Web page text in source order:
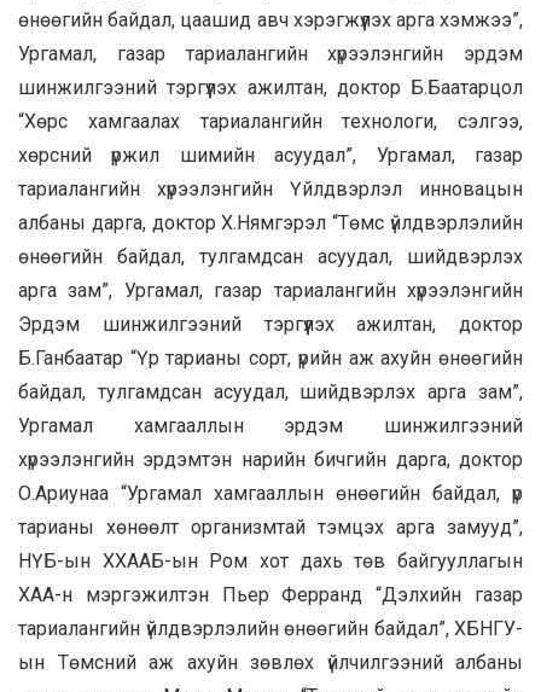
өнөөгийн байдал, цаашид авч хэрэгжүүлэх арга хэмжээ”,
Ургамал, газар тариалангийн хүрээлэнгийн эрдэм
шинжилгээний тэргүүлэх ажилтан, доктор Б.Баатарцол
“Хөрс хамгаалах тариалангийн тeхнологи, сэлгээ,
хөрсний үржил шимийн асуудал”, Ургамал, газар
тариалангийн хүрээлэнгийн Үйлдвэрлэл инновацын
албаны дарга, доктор Х.Нямгэрэл “Төмс үйлдвэрлэлийн
өнөөгийн байдал, тулгамдсан асуудал, шийдвэрлэх
арга зам”, Ургамал, газар тариалангийн хүрээлэнгийн
Эрдэм шинжилгээний тэргүүлэх ажилтан, доктор
Б.Ганбаатар “Үр тарианы сорт, үрийн аж ахуйн өнөөгийн
байдал, тулгамдсан асуудал, шийдвэрлэх арга зам”,
Ургамал хамгааллын эрдэм шинжилгээний
хүрээлэнгийн эрдэмтэн нарийн бичгийн дарга, доктор
О.Ариунаа “Ургамал хамгааллын өнөөгийн байдал, үр
тарианы хөнөөлт организмтай тэмцэх арга замууд”,
НҮБ-ын ХХААБ-ын Ром хот дахь төв байгууллагын
ХАА-н мэргэжилтэн Пьер Ферранд “Дэлхийн газар
тариалангийн үйлдвэрлэлийн өнөөгийн байдал”, ХБНГУ-
ын Төмсний аж ахуйн зөвлөх үйлчилгээний албаны